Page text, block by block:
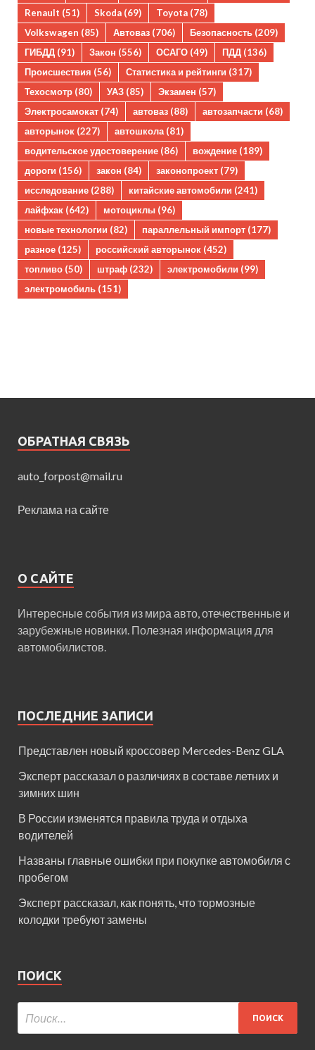
Renault (51) Skoda (69) Toyota (78)
Volkswagen (85) Автоваз (706) Безопасность (209)
ГИБДД (91) Закон (556) ОСАГО (49) ПДД (136)
Происшествия (56) Статистика и рейтинги (317)
Техосмотр (80) УАЗ (85) Экзамен (57)
Электросамокат (74) автоваз (88) автозапчасти (68)
авторынок (227) автошкола(81)
водительское удостоверение (86) вождение (189)
дороги (156) закон (84) законопроект (79)
исследование (288) китайские автомобили (241)
лайфхак (642) мотоциклы (96)
новые технологии (82) параллельный импорт (177)
разное (125) российский авторынок (452)
топливо (50) штраф (232) электромобили (99)
электромобиль (151)
ОБРАТНАЯ СВЯЗЬ
auto_forpost@mail.ru
Реклама на сайте
О САЙТЕ
Интересные события из мира авто, отечественные и
зарубежные новинки. Полезная информация для
автомобилистов.
ПОСЛЕДНИЕ ЗАПИСИ
Представлен новый кроссовер Mercedes-Benz GLA
Эксперт рассказал о различиях в составе летних и
зимних шин
В России изменятся правила труда и отдыха
водителей
Названы главные ошибки при покупке автомобиля с
пробегом
Эксперт рассказал, как понять, что тормозные
колодки требуют замены
ПОИСК